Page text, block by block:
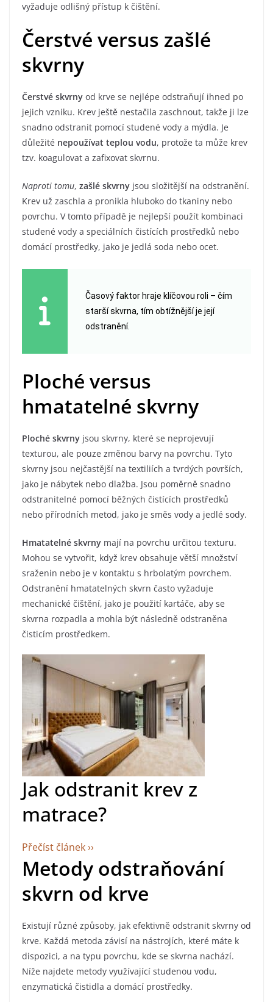
vyžaduje odlišný přístup k čištění.
Čerstvé versus zašlé
skvrny
Čerstvé skvrny od krve se nejlépe odstraňují ihned po
jejich vzniku. Krev ještě nestačila zaschnout, takže ji lze
snadno odstranit pomocí studené vody a mýdla. Je
důležité nepoužívat teplou vodu, protože ta může krev
tzv. koagulovat a zafixovat skvrnu.
Naproti tomu, zašlé skvrny jsou složitější na odstranění.
Krev už zaschla a pronikla hluboko do tkaniny nebo
povrchu. V tomto případě je nejlepší použít kombinaci
studené vody a speciálních čistících prostředků nebo
domácí prostředky, jako je jedlá soda nebo ocet.
Časový faktor hraje klíčovou roli – čím
starší skvrna, tím obtížnější je její
odstranění.
Ploché versus
hmatatelné skvrny
Ploché skvrny jsou skvrny, které se neprojevují
texturou, ale pouze změnou barvy na povrchu. Tyto
skvrny jsou nejčastější na textiliích a tvrdých površích,
jako je nábytek nebo dlažba. Jsou poměrně snadno
odstranitelné pomocí běžných čistících prostředků
nebo přírodních metod, jako je směs vody a jedlé sody.
Hmatatelné skvrny mají na povrchu určitou texturu.
Mohou se vytvořit, když krev obsahuje větší množství
sraženin nebo je v kontaktu s hrbolatým povrchem.
Odstranění hmatatelných skvrn často vyžaduje
mechanické čištění, jako je použití kartáče, aby se
skvrna rozpadla a mohla být následně odstraněna
čisticím prostředkem.
Jak odstranit krev z
matrace?
Přečíst článek ››
Metody odstraňování
skvrn od krve
Existují různé způsoby, jak efektivně odstranit skvrny od
krve. Každá metoda závisí na nástrojích, které máte k
dispozici, a na typu povrchu, kde se skvrna nachází.
Níže najdete metody využívající studenou vodu,
enzymatická čistidla a domácí prostředky.